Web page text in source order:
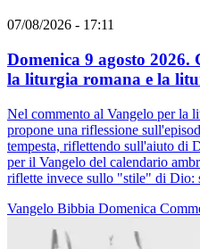
07/08/2026 - 17:11
Domenica 9 agosto
la liturgia romana e la
Nel commento al Vangelo per la
propone una riflessione
tempesta, riflettendo sull'aiuto di
per il Vangelo del calendario
riflette invece sullo "stile" di Dio:
Vangelo Bibbia Domenica